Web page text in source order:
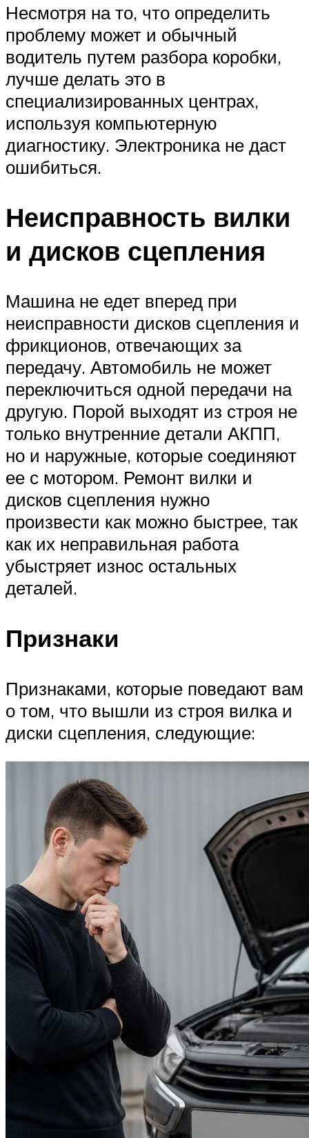
Несмотря на то, что определить
проблему может и обычный
водитель путем разбора коробки,
лучше делать это в
специализированных центрах,
используя компьютерную
диагностику. Электроника не даст
ошибиться.
Неисправность вилки
и дисков сцепления
Машина не едет вперед при
неисправности дисков сцепления и
фрикционов, отвечающих за
передачу. Автомобиль не может
переключиться одной передачи на
другую. Порой выходят из строя не
только внутренние детали АКПП,
но и наружные, которые соединяют
ее с мотором. Ремонт вилки и
дисков сцепления нужно
произвести как можно быстрее, так
как их неправильная работа
убыстряет износ остальных
деталей.
Признаки
Признаками, которые поведают вам
о том, что вышли из строя вилка и
диски сцепления, следующие: